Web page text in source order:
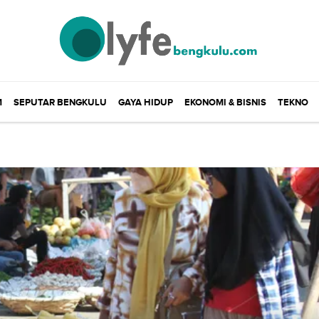
SEPUTAR BENGKULU GAYA HIDUP EKONOMI & BISNIS TEKNO